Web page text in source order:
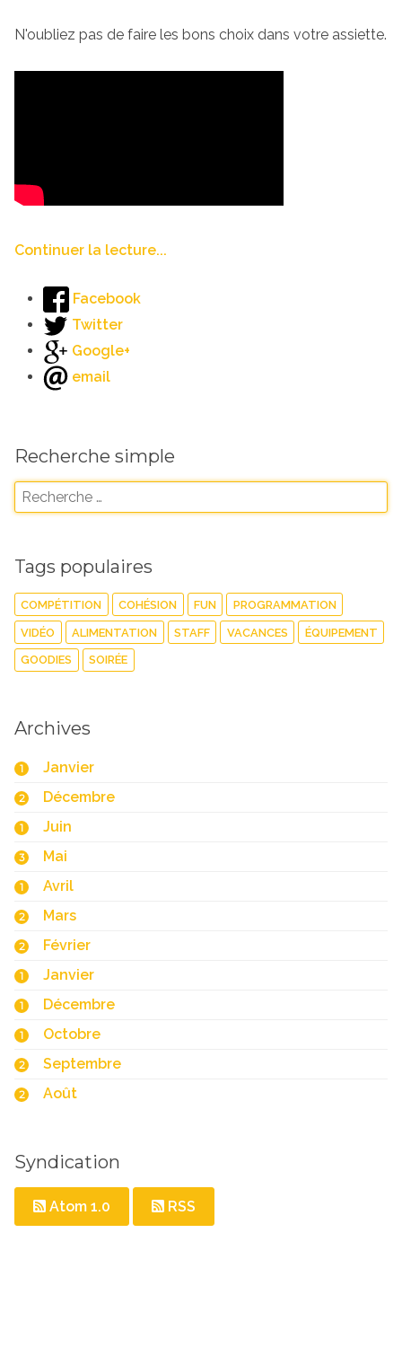
N'oubliez pas de faire les bons choix dans votre assiette.
Continuer la lecture...
Facebook
Twitter
Google+
email
Recherche simple
Tags populaires
COMPÉTITION COHÉSION FUN PROGRAMMATION
VIDÉO ALIMENTATION STAFF VACANCES ÉQUIPEMENT
GOODIES SOIRÉE
Archives
1 Janvier
2 Décembre
1 Juin
3 Mai
1 Avril
2 Mars
2 Février
1 Janvier
1 Décembre
1 Octobre
2 Septembre
2 Août
Syndication
Atom 1.0 RSS